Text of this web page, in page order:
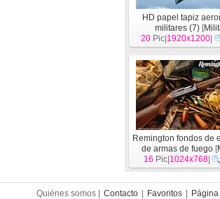
HD papel tapiz
militares (7) [
20 Pic| 1920x1200
Remington fondos de
de armas de fuego [
16 Pic| 1024x768
Quiénes somos | Contacto Favoritos